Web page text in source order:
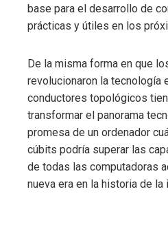
base para el desarrollo de
prácticas y útiles en los
De la misma forma en que
revolucionaron la tecnología
conductores topológicos
transformar el panorama
promesa de un ordenador
cúbits podría superar las
de todas las computadoras
nueva era en la historia de la